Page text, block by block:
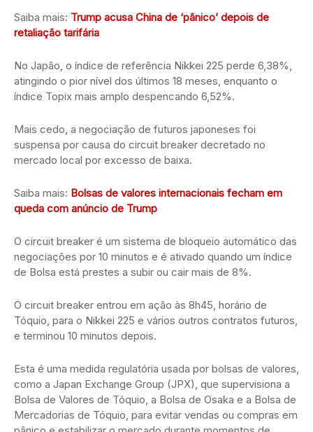
Saiba mais: Trump acusa China de ‘pânico’ depois de
retaliação tarifária
No Japão, o índice de referência Nikkei 225 perde 6,38%,
atingindo o pior nível dos últimos 18 meses, enquanto o
índice Topix mais amplo despencando 6,52%.
Mais cedo, a negociação de futuros japoneses foi
suspensa por causa do circuit breaker decretado no
mercado local por excesso de baixa.
Saiba mais: Bolsas de valores internacionais fecham em
queda com anúncio de Trump
O circuit breaker é um sistema de bloqueio automático das
negociações por 10 minutos e é ativado quando um índice
de Bolsa está prestes a subir ou cair mais de 8%.
O circuit breaker entrou em ação às 8h45, horário de
Tóquio, para o Nikkei 225 e vários outros contratos futuros,
e terminou 10 minutos depois.
Esta é uma medida regulatória usada por bolsas de valores,
como a Japan Exchange Group (JPX), que supervisiona a
Bolsa de Valores de Tóquio, a Bolsa de Osaka e a Bolsa de
Mercadorias de Tóquio, para evitar vendas ou compras em